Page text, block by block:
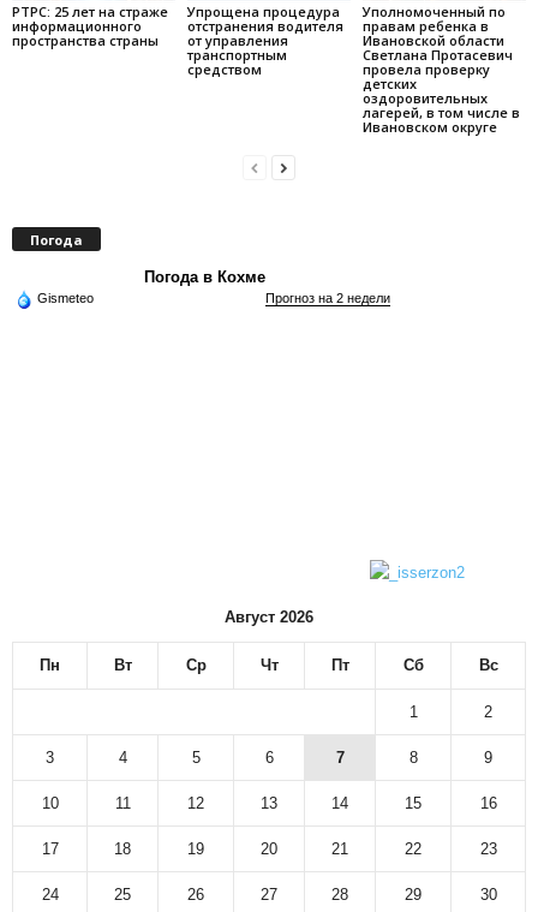
РТРС: 25 лет на страже
информационного
пространства страны
Упрощена процедура
отстранения водителя
от управления
транспортным
средством
Уполномоченный по
правам ребенка в
Ивановской области
Светлана Протасевич
провела проверку
детских
оздоровительных
лагерей, в том числе в
Ивановском округе
Погода
Погода в Кохме
Gismeteo Прогноз на 2 недели
Август 2026
Пн Вт Ср Чт Пт Сб Вс
1 2
3 4 5 6 7 8 9
10 11 12 13 14 15 16
17 18 19 20 21 22 23
24 25 26 27 28 29 30